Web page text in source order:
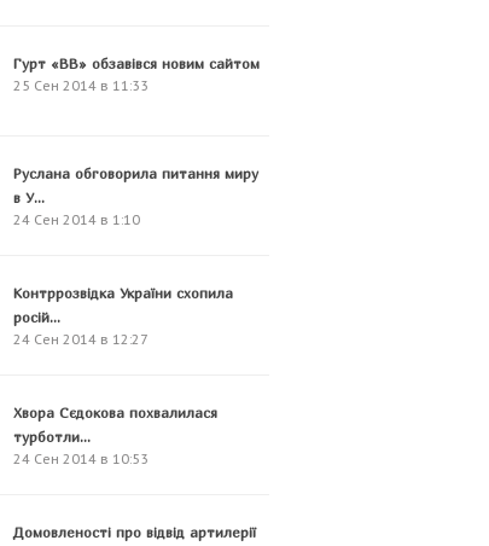
Гурт «ВВ» обзавівся новим сайтом
25 Сен 2014 в 11:33
Руслана обговорила питання миру
в У...
24 Сен 2014 в 1:10
Контррозвідка України схопила
росій...
24 Сен 2014 в 12:27
Хвора Сєдокова похвалилася
турботли...
24 Сен 2014 в 10:53
Домовленості про відвід артилерії